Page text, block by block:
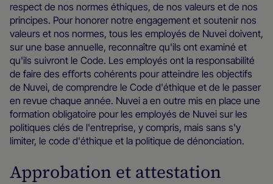
respect de nos normes éthiques, de nos valeurs et de nos
principes. Pour honorer notre engagement et soutenir nos
valeurs et nos normes, tous les employés de Nuvei doivent,
sur une base annuelle, reconnaître qu'ils ont examiné et
qu'ils suivront le Code. Les employés ont la responsabilité
de faire des eﬀorts cohérents pour atteindre les objectifs
de Nuvei, de comprendre le Code d'éthique et de le passer
en revue chaque année. Nuvei a en outre mis en place une
formation obligatoire pour les employés de Nuvei sur les
politiques clés de l'entreprise, y compris, mais sans s'y
limiter, le code d'éthique et la politique de dénonciation.
Approbation et attestation